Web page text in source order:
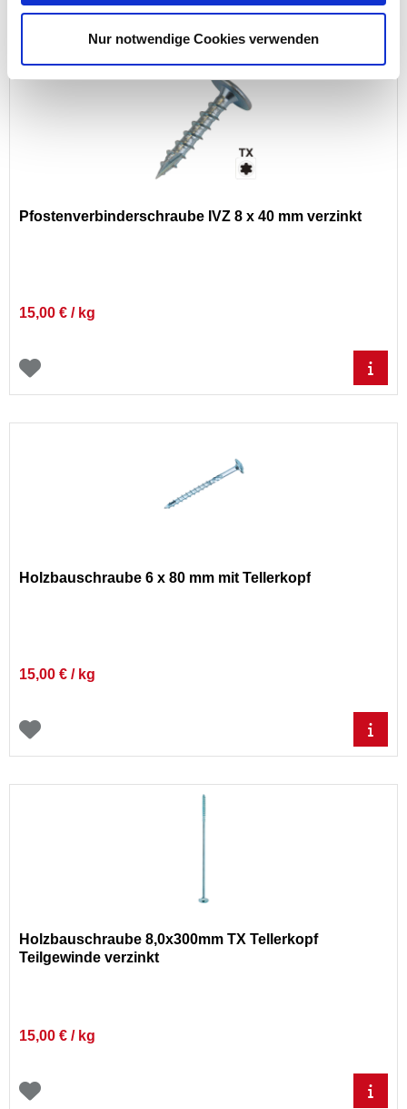
Nur notwendige Cookies verwenden
Pfostenverbinderschraube IVZ 8 x 40 mm verzinkt
15,00 € / kg
Holzbauschraube 6 x 80 mm mit Tellerkopf
15,00 € / kg
Holzbauschraube 8,0x300mm TX Tellerkopf
Teilgewinde verzinkt
15,00 € / kg